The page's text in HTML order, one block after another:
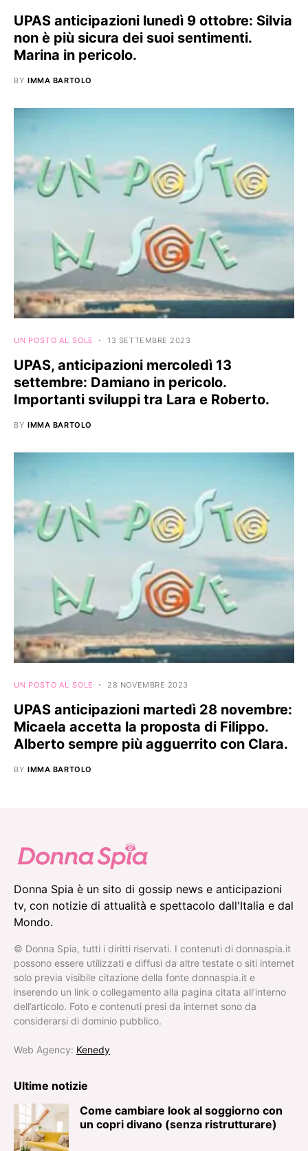
UPAS anticipazioni lunedì 9 ottobre: Silvia
non è più sicura dei suoi sentimenti.
Marina in pericolo.
BY IMMA BARTOLO
UN POSTO AL SOLE 13 SETTEMBRE 2023
UPAS, anticipazioni mercoledì 13
settembre: Damiano in pericolo.
Importanti sviluppi tra Lara e Roberto.
BY IMMA BARTOLO
UN POSTO AL SOLE 28 NOVEMBRE 2023
UPAS anticipazioni martedì 28 novembre:
Micaela accetta la proposta di Filippo.
Alberto sempre più agguerrito con Clara.
BY IMMA BARTOLO
Donna Spia è un sito di gossip news e anticipazioni
tv, con notizie di attualità e spettacolo dall'Italia e dal
Mondo.
© Donna Spia, tutti i diritti riservati. I contenuti di donnaspia.it
possono essere utilizzati e diffusi da altre testate o siti internet
solo previa visibile citazione della fonte donnaspia.it e
inserendo un link o collegamento alla pagina citata all’interno
dell’articolo. Foto e contenuti presi da internet sono da
considerarsi di dominio pubblico.
Web Agency: Kenedy
Ultime notizie
Come cambiare look al soggiorno con
un copri divano (senza ristrutturare)